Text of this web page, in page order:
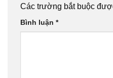
Các trường bắt buộc
Bình luận *